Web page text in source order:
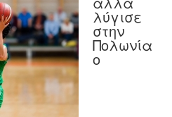
λύγισε
στην
Πολωνία
ο